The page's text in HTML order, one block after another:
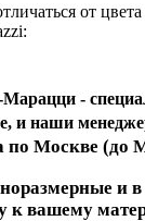
от
Марацци -
и наши
по Москве
и в
к вашему